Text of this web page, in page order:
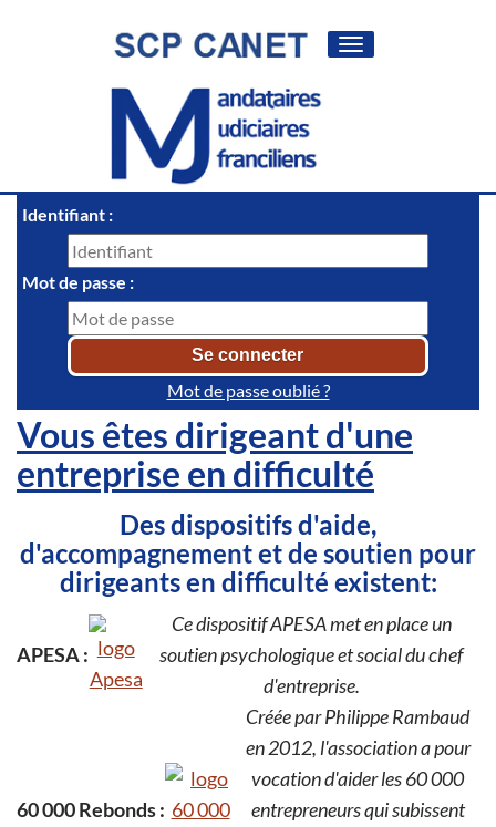
Toggle
Identifiant :
Mot de passe :
Mot de passe oublié ?
Vous êtes dirigeant d'une
entreprise en difficulté
Des dispositifs d'aide,
d'accompagnement et de soutien pour
dirigeants en difficulté existent:
APESA :
Ce dispositif APESA met en place un
soutien psychologique et social du chef
d'entreprise.
60 000 Rebonds :
Créée par Philippe Rambaud
en 2012, l'association a pour
vocation d'aider les 60 000
entrepreneurs qui subissent